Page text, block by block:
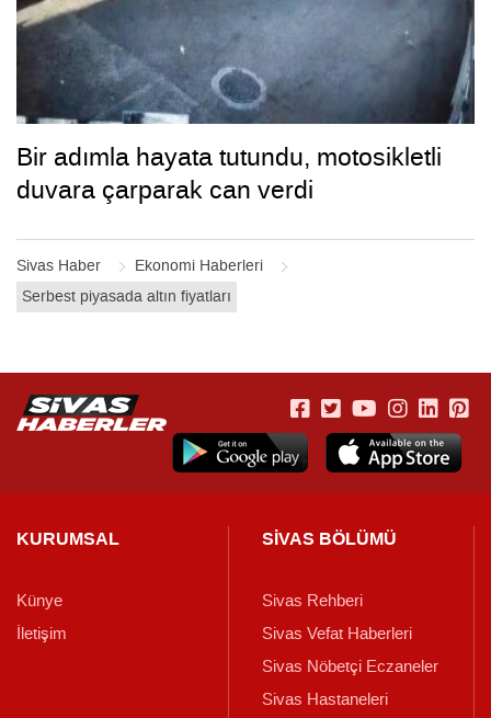
Sivas Haber
Ekonomi Haberleri
Serbest piyasada altın fiyatları
Bir adımla hayata tutundu, motosikletli
duvara çarparak can verdi
KURUMSAL
Künye
İletişim
SİVAS BÖLÜMÜ
Sivas Rehberi
Sivas Vefat Haberleri
Sivas Nöbetçi Eczaneler
Sivas Hastaneleri